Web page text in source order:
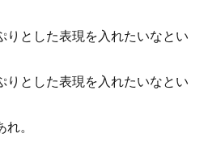
りとした表現を入れたいなとい
りとした表現を入れたいなとい
。